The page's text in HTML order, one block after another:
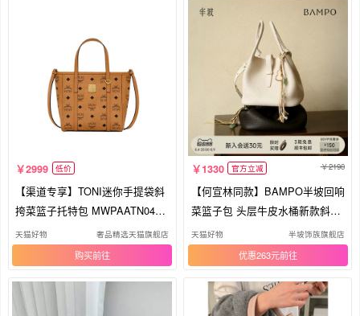
2999 低价
【渠道专享】TONI迷你手提袋斜
挎菜篮子托特包 MWPAATN04C
O001
天猫好物 奢品精选天猫旗舰店
购买
1330 官方立减 2190
【何宣林同款】BAMPO半坡回响
菜篮子包 头层牛皮水桶新款斜挎
手提
天猫好物 半坡饰族旗舰店
优惠263元